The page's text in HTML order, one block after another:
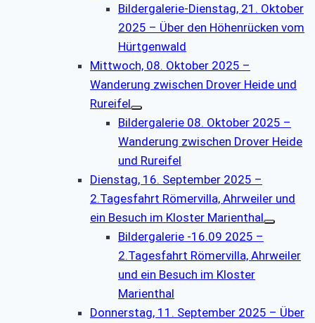
Bildergalerie-Dienstag, 21. Oktober
2025 – Über den Höhenrücken vom
Hürtgenwald
Mittwoch, 08. Oktober 2025 –
Wanderung zwischen Drover Heide und
Rureifel
Bildergalerie 08. Oktober 2025 –
Wanderung zwischen Drover Heide
und Rureifel
Dienstag, 16. September 2025 –
2.Tagesfahrt Römervilla, Ahrweiler und
ein Besuch im Kloster Marienthal
Bildergalerie -16.09 2025 –
2.Tagesfahrt Römervilla, Ahrweiler
und ein Besuch im Kloster
Marienthal
Donnerstag, 11. September 2025 – Über